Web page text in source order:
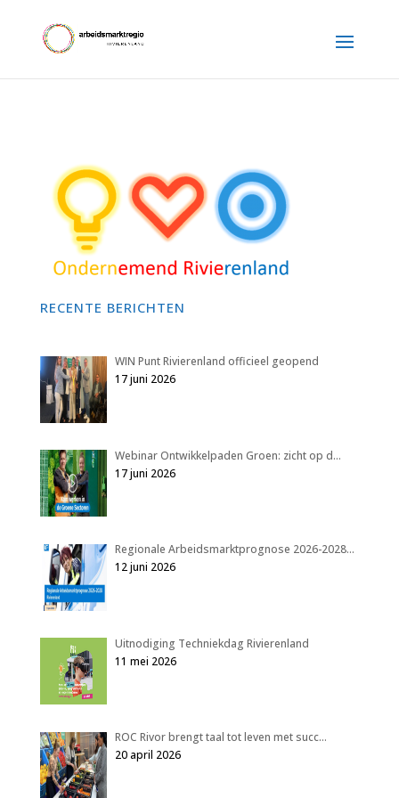
RECENTE BERICHTEN
WIN Punt Rivierenland officieel geopend
17 juni 2026
Webinar Ontwikkelpaden Groen: zicht op d…
17 juni 2026
Regionale Arbeidsmarktprognose 2026-2028…
12 juni 2026
Uitnodiging Techniekdag Rivierenland
11 mei 2026
ROC Rivor brengt taal tot leven met succ…
20 april 2026